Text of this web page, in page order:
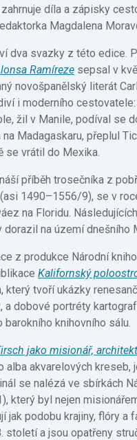
díla a zápisky
Magdalena
dva svazky z této edice.
Ramíreze sepsal v
novošpanělský literát
i moderního
žil v Manile, podíval se
Madagaskaru, přeplul
se vrátil do Mexika.
příběh trosečníka z
1490–1556/9), se v
na Floridu.
na území dnešního
z produkce Národní
Kalifornský
tvoří ukázky
a dobové portréty
knihovního sálu.
jako misionář,
alba akvarelových kreseb,
se nalézá ve sbírkách
který byl nejen
podobu krajiny, flóry a
a jsou opatřeny